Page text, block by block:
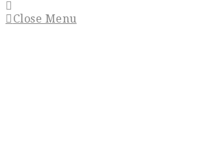
Close Menu